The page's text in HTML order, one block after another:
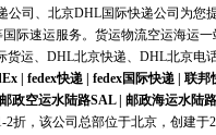
公司、北京DHL国际快递公司为
际速运服务。货运物流空运海运
运、DHL北京快递、DHL北京电
| fedex快递| fedex国际快递| 联邦
邮政空运水陆路SAL| 邮政海运水陆路
2折，该公司总部位于北京，创建